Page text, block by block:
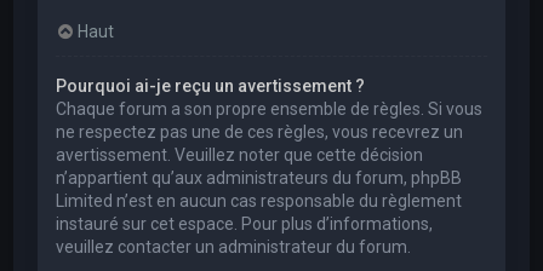
Haut
Pourquoi ai-je reçu un avertissement ?
Chaque forum a son propre ensemble de règles. Si vous
ne respectez pas une de ces règles, vous recevrez un
avertissement. Veuillez noter que cette décision
n’appartient qu’aux administrateurs du forum, phpBB
Limited n’est en aucun cas responsable du règlement
instauré sur cet espace. Pour plus d’informations,
veuillez contacter un administrateur du forum.